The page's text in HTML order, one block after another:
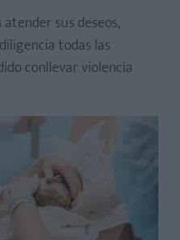
sus deseos,
todas las
conllevar violencia